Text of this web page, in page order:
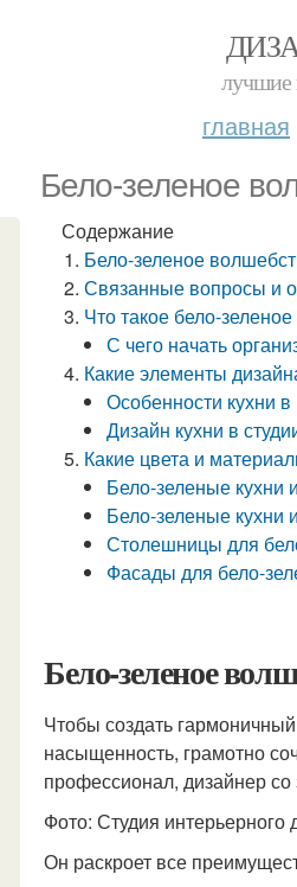
лучшие
главная
Бело-зеленое
Содержание
Бело-зеленое
Связанные вопросы и
Что такое бело-
С чего начать
Какие элементы
Особенности кухни в
Дизайн кухни в
Какие цвета и
Бело-зеленые кухни
Бело-зеленые кухни
Столешницы для
Фасады для бело-
Бело-зеленое
Чтобы создать
насыщенность, грамотно
профессионал, дизайнер
Фото: Студия интерьерного
Он раскроет все